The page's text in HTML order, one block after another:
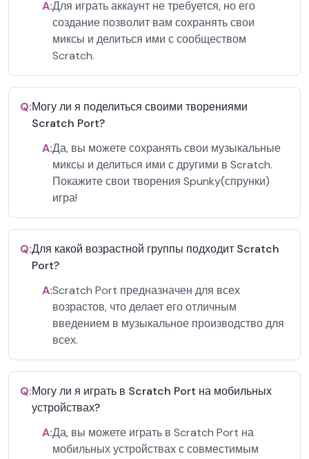
A:Для играть аккаунт не требуется, но его
создание позволит вам сохранять свои
миксы и делиться ими с сообществом
Scratch.
Q:Могу ли я поделиться своими творениями
Scratch Port?
A:Да, вы можете сохранять свои музыкальные
миксы и делиться ими с другими в Scratch.
Покажите свои творения Spunky(спрунки)
игра!
Q:Для какой возрастной группы подходит Scratch
Port?
A:Scratch Port предназначен для всех
возрастов, что делает его отличным
введением в музыкальное производство для
всех.
Q:Могу ли я играть в Scratch Port на мобильных
устройствах?
A:Да, вы можете играть в Scratch Port на
мобильных устройствах с совместимым